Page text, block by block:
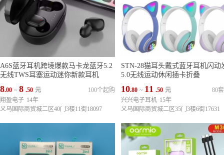
A6S蓝牙耳机跨境爆款马卡龙蓝牙5.2
无线TWS耳塞运动迷你新款耳机
8.00 ~ 8 .50 元
100个起购
翔盈电子 14年
义乌国际商贸城二区40门3楼11街18097
STN-28猫耳头戴式蓝牙耳机闪动
5.0无线运动休闲插卡折叠
10.80 ~ 11 .50 元
80
兴兴电子耳机 15年
义乌国际商贸城二区35门3楼6街17631